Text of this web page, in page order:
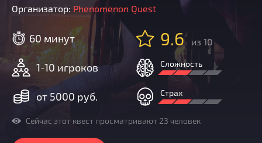
Список команд
Cashback
Как подсчитываются рейтинги
Призы
Новости
Добавить квест
Партнерам
Организатор: Phenomenon Quest
60 минут
1-10 игроков
от 5000 руб.
9.6 из 10
Сложность
Страх
Сейчас этот квест просматривают 23 человек